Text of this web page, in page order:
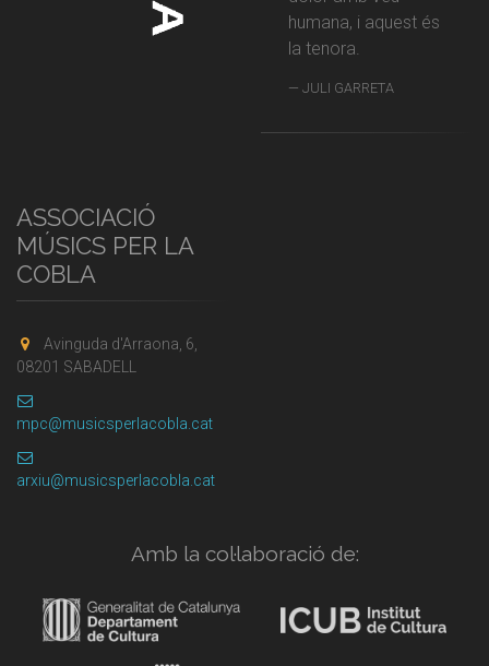
humana, i aquest és
la tenora.
JULI GARRETA
ASSOCIACIÓ
MÚSICS PER LA
COBLA
Avinguda d'Arraona, 6,
08201 SABADELL
mpc@musicsperlacobla.cat
arxiu@musicsperlacobla.cat
Amb la col·laboració de: